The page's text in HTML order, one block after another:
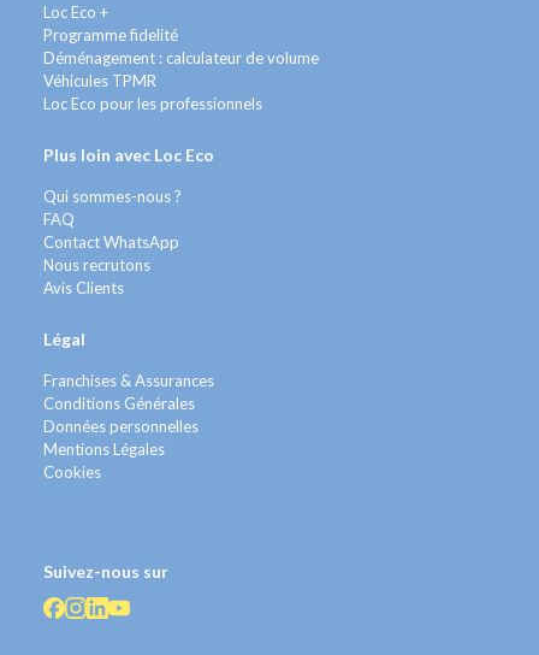
Loc Eco +
Programme fidelité
Déménagement : calculateur de volume
Véhicules TPMR
Loc Eco pour les professionnels
Plus loin avec Loc Eco
Qui sommes-nous ?
FAQ
Contact WhatsApp
Nous recrutons
Avis Clients
Légal
Franchises & Assurances
Conditions Générales
Données personnelles
Mentions Légales
Cookies
Suivez-nous sur